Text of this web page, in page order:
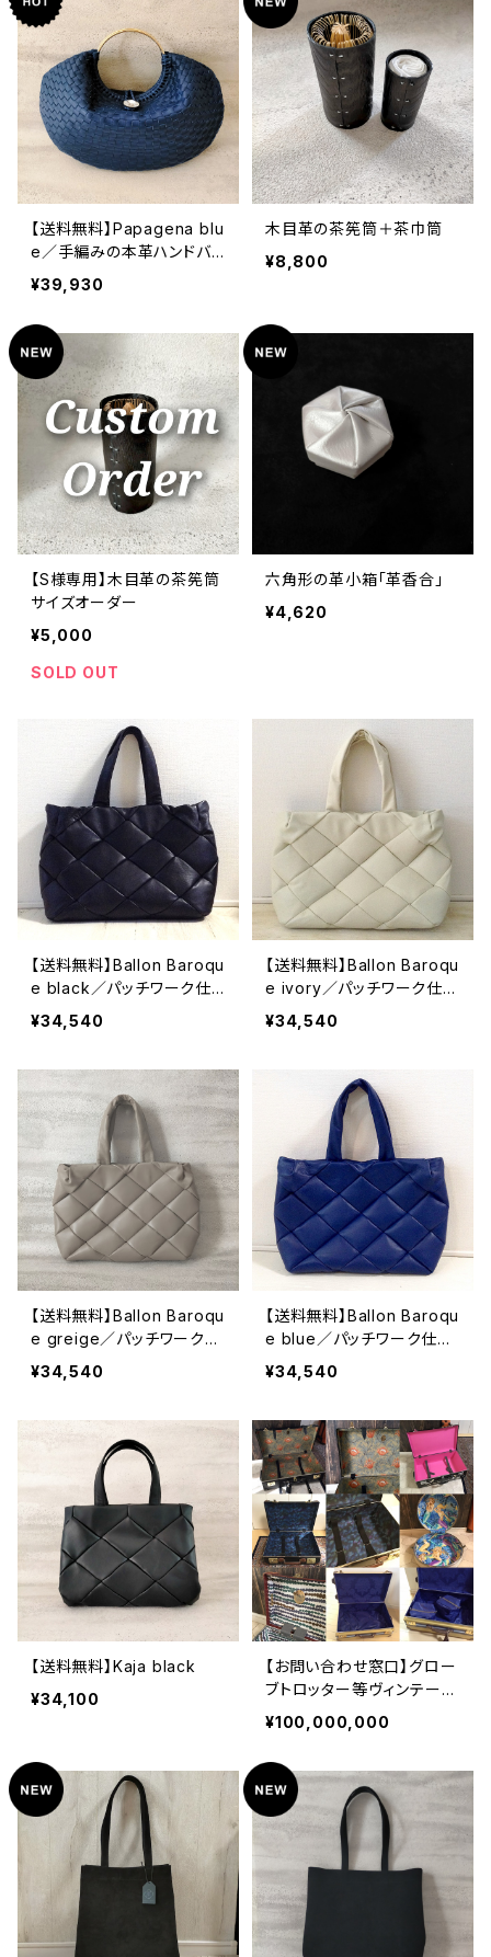
【送料無料】Papagena blu
e／手編みの本革ハンドバッ
グ
¥39,930
木目革の茶筅筒＋茶巾筒
¥8,800
【S様専用】木目革の茶筅筒
サイズオーダー
¥5,000
SOLD OUT
六角形の革小箱「革香合」
¥4,620
【送料無料】Ballon Baroqu
e black／パッチワーク仕
立ての本革トートバッグ
¥34,540
【送料無料】Ballon Baroqu
e ivory／パッチワーク仕立
ての本革トートバッグ
¥34,540
【送料無料】Ballon Baroqu
e greige／パッチワーク仕
立ての本革トートバッグ
¥34,540
【送料無料】Ballon Baroqu
e blue／パッチワーク仕立
ての本革トートバッグ
¥34,540
【送料無料】Kaja black
¥34,100
【お問い合わせ窓口】グロー
ブトロッター等ヴィンテージ
スーツケースの内装張り替
えサービス
¥100,000,000